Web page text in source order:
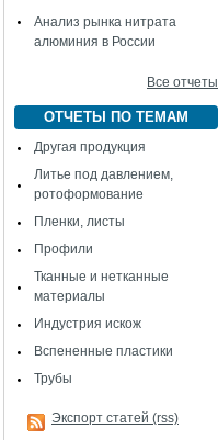
Анализ рынка нитрата
алюминия в России
Все отчеты
ОТЧЕТЫ ПО ТЕМАМ
Другая продукция
Литье под давлением,
ротоформование
Пленки, листы
Профили
Тканные и нетканные
материалы
Индустрия искож
Вспененные пластики
Трубы
Экспорт статей (rss)